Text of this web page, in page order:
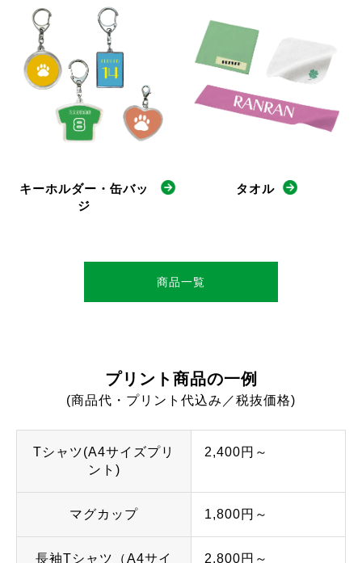
キーホルダー・缶バッ
ジ
タオル
商品一覧
プリント商品の一例
(商品代・プリント代込み／税抜価格)
Tシャツ(A4サイズプリ
ント)
2,400円～
マグカップ 1,800円～
長袖Tシャツ（A4サイ 2,800円～